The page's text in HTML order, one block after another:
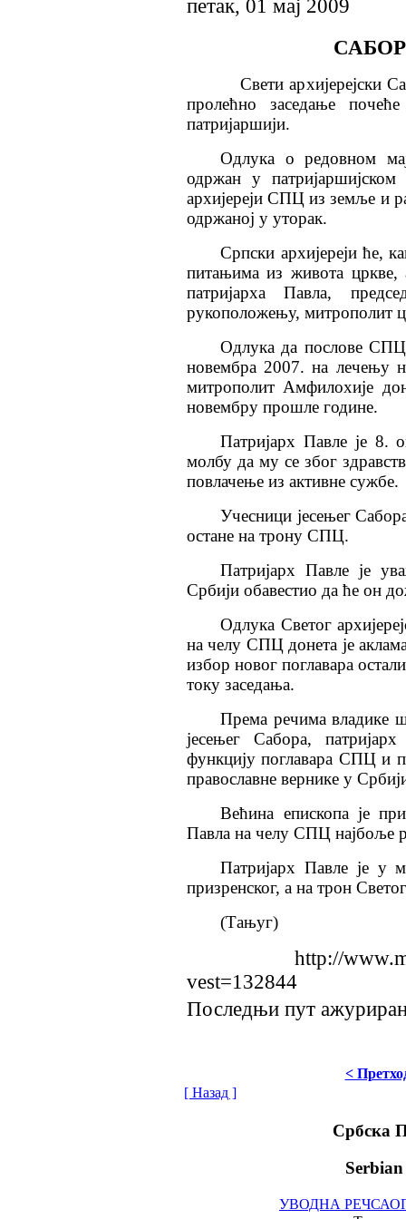
петак, 01 мај 2009
Свети архијерејски
пролећно заседање
патријаршији.
Одлука о редовном
одржан у
архијереји СПЦ из земље и
одржаној у уторак.
Српски архијереји ће,
питањима из живота
патријарха Павла,
рукоположењу, митрополит
Одлука да послове СПЦ
новембра 2007. на лечењу
митрополит Амфилохије
новембру прошле године.
Патријарх Павле је 8.
молбу да му се због
повлачење из активне сужбе.
Учесници јесењег
остане на трону СПЦ.
Патријарх Павле је
Србији обавестио да ће он
Одлука Светог
на челу СПЦ донета је
избор новог поглавара
току заседања.
Према речима владике
јесењег Сабора,
функцију поглавара СПЦ и
православне вернике у
Већина епископа је
Павла на челу СПЦ најбоље
Патријарх Павле је у
призренског, а на трон
(Тањуг)
http://
vest=132844
Последњи пут
<
[ Назад ]
Србска
УВОДНА РЕЧ